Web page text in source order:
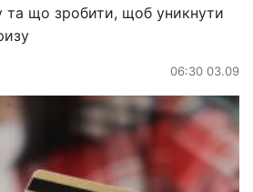
та що зробити, щоб уникнути
06:30 03.09